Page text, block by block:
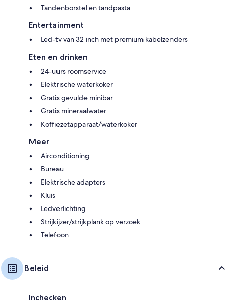
Tandenborstel en tandpasta
Entertainment
Led-tv van 32 inch met premium kabelzenders
Eten en drinken
24-uurs roomservice
Elektrische waterkoker
Gratis gevulde minibar
Gratis mineraalwater
Koffiezetapparaat/waterkoker
Meer
Airconditioning
Bureau
Elektrische adapters
Kluis
Ledverlichting
Strijkijzer/strijkplank op verzoek
Telefoon
Beleid
Inchecken